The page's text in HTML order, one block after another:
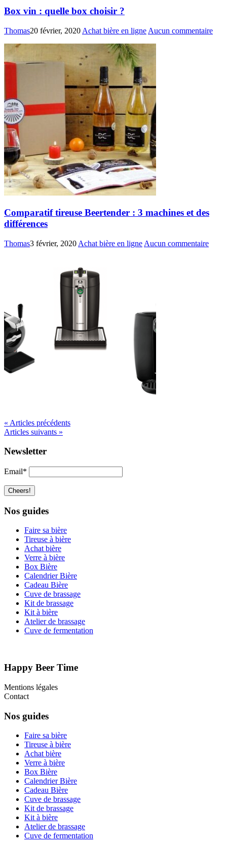
Box vin : quelle box choisir ?
Thomas20 février, 2020 Achat bière en ligne Aucun commentaire
Comparatif tireuse Beertender : 3 machines et des
différences
Thomas3 février, 2020 Achat bière en ligne Aucun commentaire
« Articles précédents
Articles suivants »
Newsletter
Email*
Nos guides
Faire sa bière
Tireuse à bière
Achat bière
Verre à bière
Box Bière
Calendrier Bière
Cadeau Bière
Cuve de brassage
Kit de brassage
Kit à bière
Atelier de brassage
Cuve de fermentation
Happy Beer Time
Mentions légales
Contact
Nos guides
Faire sa bière
Tireuse à bière
Achat bière
Verre à bière
Box Bière
Calendrier Bière
Cadeau Bière
Cuve de brassage
Kit de brassage
Kit à bière
Atelier de brassage
Cuve de fermentation